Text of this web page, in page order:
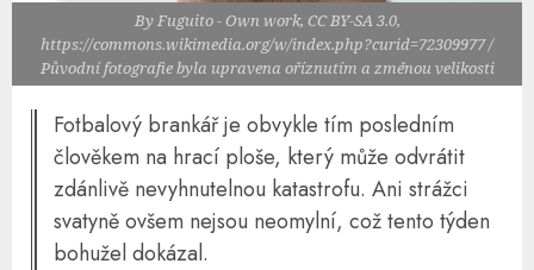
By Fuguito - Own work, CC BY-SA 3.0,
https://commons.wikimedia.org/w/index.php?curid=72309977 /
Původní fotografie byla upravena oříznutím a změnou velikosti
Fotbalový brankář je obvykle tím posledním
člověkem na hrací ploše, který může odvrátit
zdánlivě nevyhnutelnou katastrofu. Ani strážci
svatyně ovšem nejsou neomylní, což tento týden
bohužel dokázal.